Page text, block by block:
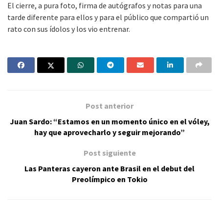
El cierre, a pura foto, firma de autógrafos y notas para una
tarde diferente para ellos y para el público que compartió un
rato con sus ídolos y los vio entrenar.
Post anterior
Juan Sardo: “Estamos en un momento único en el vóley,
hay que aprovecharlo y seguir mejorando”
Post siguiente
Las Panteras cayeron ante Brasil en el debut del
Preolímpico en Tokio